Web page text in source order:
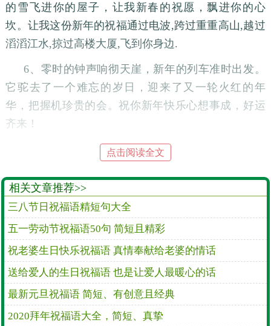
的雪飞进你的屋子，让我新春的祝愿，飘进你的心
坎。让我这份新年的祝福通过电波,跨过重重高山,越过
滔滔江水,掠过高楼大厦,飞到你身边.
6、零时的钟声响彻天崖，新年的列车准时出发。
它驼去了一个难忘的岁日，迎来了又一轮火红的年
华，把握机珍贵的会。祝你新年快乐心想事成，好运
齐来！
7、痛苦最好是别人的,快乐才是自已的;麻烦将是暂
么大不了的。新年快乐!
8、咱俩关系咋样？够铁的；祝福话语咋写？你懂
的；天气咋样？浮云咯;天冷了咋办?围脖呗。骑啥传达
最快？神马呀；流行短信祝福你！必须的!
9、新年来临,送你好心情:甭管大海再多水,大山再
多伟,蜘蛛再多腿,辣椒再辣嘴,总之你最美,快乐永不悔!
点击阅读全文
相关文章推荐>>
三八节日祝福语精短句大全
五一劳动节祝福语50句 简短且精彩
祝老婆生日快乐祝福语 真情奉献给老婆的情话
送给爱人的生日祝福语 也是让爱人最暖心的话
最新元旦祝福语 简短、有创意且经典
2020拜年祝福语大全，简短、真挚